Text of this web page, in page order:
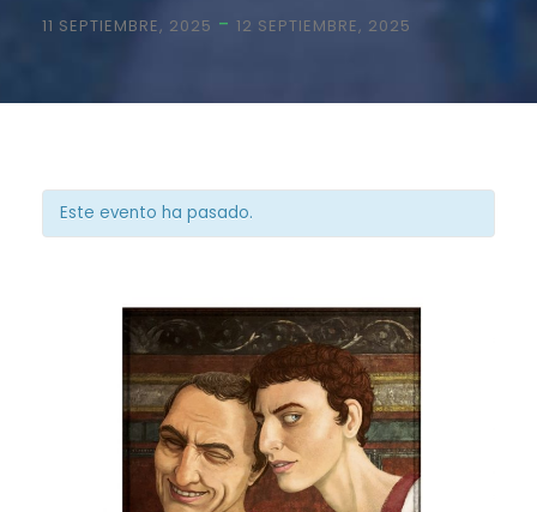
11 SEPTIEMBRE, 2025 - 12 SEPTIEMBRE, 2025
Este evento ha pasado.